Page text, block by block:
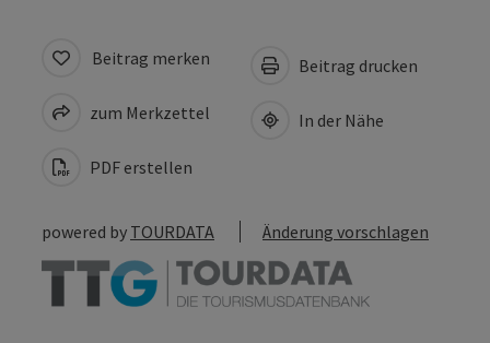
Beitrag merken
zum Merkzettel
PDF erstellen
Beitrag drucken
In der Nähe
powered by TOURDATA Änderung vorschlagen